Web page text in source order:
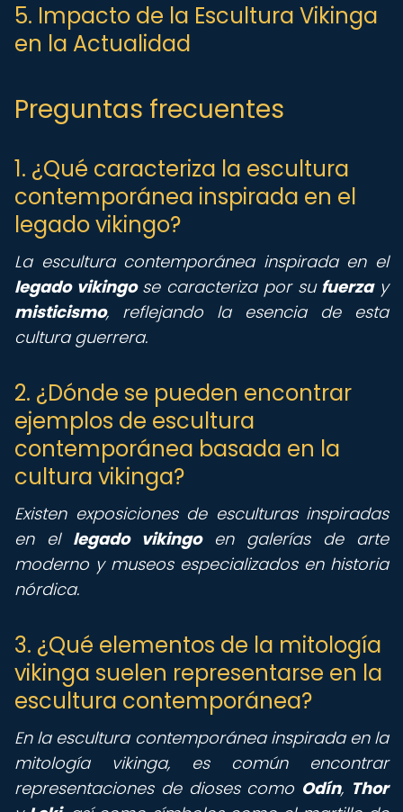
5. Impacto de la Escultura Vikinga
en la Actualidad
Preguntas frecuentes
1. ¿Qué caracteriza la escultura
contemporánea inspirada en el
legado vikingo?
La escultura contemporánea inspirada en el
legado vikingose caracteriza por su fuerzay
misticismo, reflejando la esencia de esta
cultura guerrera.
2. ¿Dónde se pueden encontrar
ejemplos de escultura
contemporánea basada en la
cultura vikinga?
Existen exposiciones de esculturas inspiradas
en el legado vikingoen galerías de arte
moderno y museos especializados en historia
nórdica.
3. ¿Qué elementos de la mitología
vikinga suelen representarse en la
escultura contemporánea?
En la escultura contemporánea inspirada en la
mitología vikinga, es común encontrar
representaciones de dioses como Odín, Thor